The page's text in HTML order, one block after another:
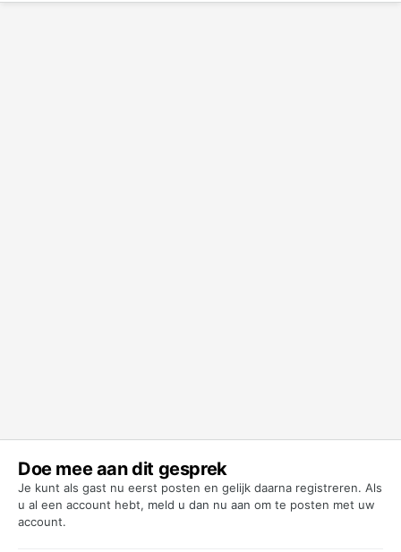
Doe mee aan dit gesprek
Je kunt als gast nu eerst posten en gelijk daarna registreren. Als
u al een account hebt, meld u dan nu aan om te posten met uw
account.